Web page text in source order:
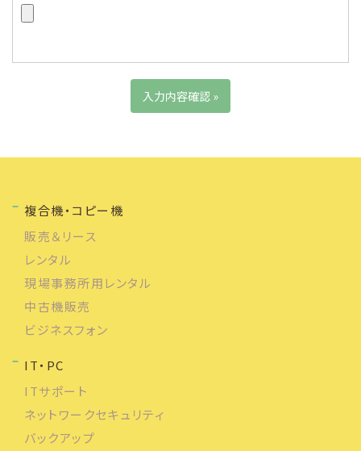
複合機・コピー機
販売＆リース
レンタル
現場事務所用レンタル
中古機販売
ビジネスフォン
IT・PC
ITサポート
ネットワークセキュリティ
バックアップ